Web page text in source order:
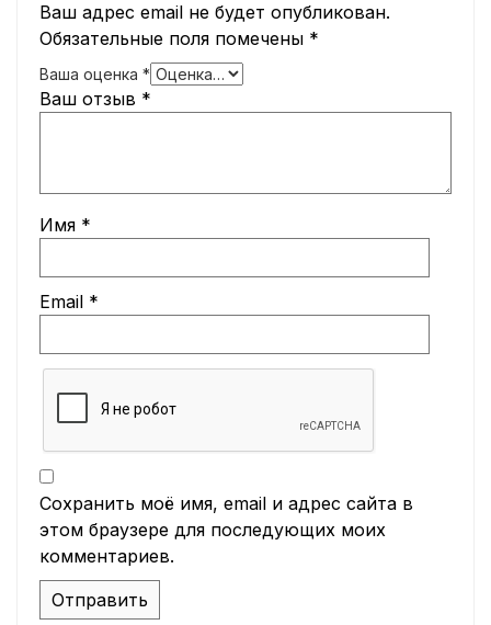
Ваш адрес email не будет опубликован.
Обязательные поля помечены *
Ваша оценка *
Ваш отзыв *
Имя *
Email *
Сохранить моё имя, email и адрес сайта в
этом браузере для последующих моих
комментариев.